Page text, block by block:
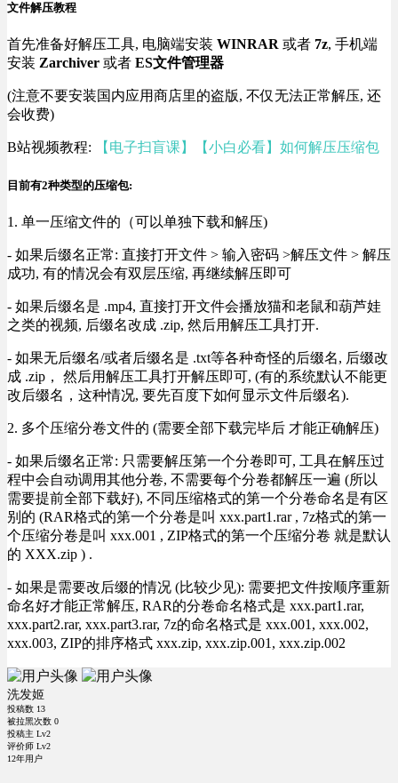
文件解压教程
首先准备好解压工具, 电脑端安装 WINRAR 或者 7z, 手机端
安装 Zarchiver 或者 ES文件管理器
(注意不要安装国内应用商店里的盗版, 不仅无法正常解压, 还
会收费)
B站视频教程: 【电子扫盲课】【小白必看】如何解压压缩包
目前有2种类型的压缩包:
1. 单一压缩文件的（可以单独下载和解压)
- 如果后缀名正常: 直接打开文件 > 输入密码 >解压文件 > 解压
成功, 有的情况会有双层压缩, 再继续解压即可
- 如果后缀名是 .mp4, 直接打开文件会播放猫和老鼠和葫芦娃
之类的视频, 后缀名改成 .zip, 然后用解压工具打开.
- 如果无后缀名/或者后缀名是 .txt等各种奇怪的后缀名, 后缀改
成 .zip， 然后用解压工具打开解压即可, (有的系统默认不能更
改后缀名，这种情况, 要先百度下如何显示文件后缀名).
2. 多个压缩分卷文件的 (需要全部下载完毕后 才能正确解压)
- 如果后缀名正常: 只需要解压第一个分卷即可, 工具在解压过
程中会自动调用其他分卷, 不需要每个分卷都解压一遍 (所以
需要提前全部下载好), 不同压缩格式的第一个分卷命名是有区
别的 (RAR格式的第一个分卷是叫 xxx.part1.rar , 7z格式的第一
个压缩分卷是叫 xxx.001 , ZIP格式的第一个压缩分卷 就是默认
的 XXX.zip ) .
- 如果是需要改后缀的情况 (比较少见): 需要把文件按顺序重新
命名好才能正常解压, RAR的分卷命名格式是 xxx.part1.rar,
xxx.part2.rar, xxx.part3.rar, 7z的命名格式是 xxx.001, xxx.002,
xxx.003, ZIP的排序格式 xxx.zip, xxx.zip.001, xxx.zip.002
洗发姬
投稿数 13
被拉黑次数 0
投稿主 Lv2
评价师 Lv2
12年用户